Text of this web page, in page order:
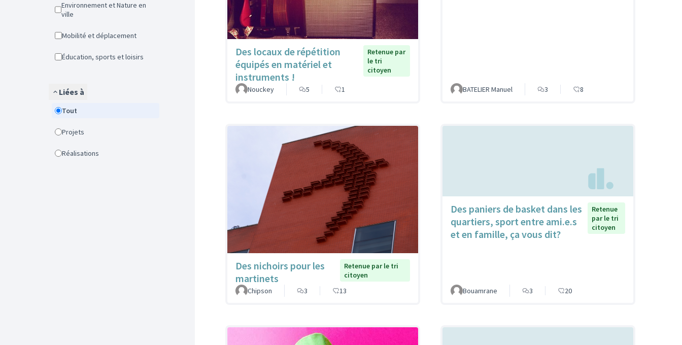
Environnement et Nature en
ville
Mobilité et déplacement
Éducation, sports et loisirs
Liées à
Tout
Projets
Réalisations
Des locaux de répétition
équipés en matériel et
instruments !
Retenue par
le tri
citoyen
Nouckey 5 1 BATELIER Manuel 3 8
Des nichoirs pour les
martinets
Retenue par le tri
citoyen
Chipson
3 13
Des paniers de basket dans les
quartiers, sport entre ami.e.s
et en famille, ça vous dit?
Retenue
par le tri
citoyen
Bouamrane 3 20